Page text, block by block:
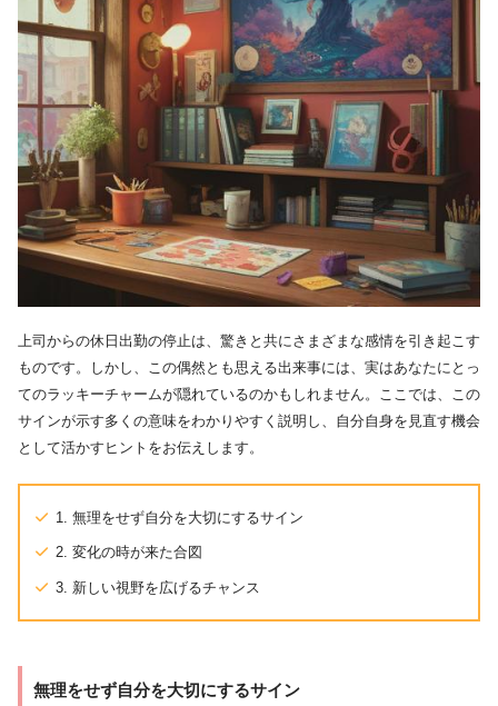
上司からの休日出勤の停止は、驚きと共にさまざまな感情を引き起こす
ものです。しかし、この偶然とも思える出来事には、実はあなたにとっ
てのラッキーチャームが隠れているのかもしれません。ここでは、この
サインが示す多くの意味をわかりやすく説明し、自分自身を見直す機会
として活かすヒントをお伝えします。
1. 無理をせず自分を大切にするサイン
2. 変化の時が来た合図
3. 新しい視野を広げるチャンス
無理をせず自分を大切にするサイン